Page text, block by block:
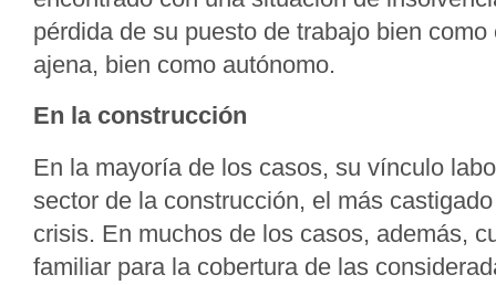
pérdida de su puesto de trabajo bien
ajena, bien como autónomo.
En la construcción
En la mayoría de los casos, su vínculo
sector de la construcción, el más
crisis. En muchos de los casos, además,
familiar para la cobertura de las